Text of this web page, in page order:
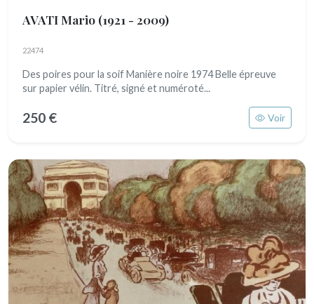
AVATI Mario (1921 - 2009)
22474
Des poires pour la soif Manière noire 1974 Belle épreuve
sur papier vélin. Titré, signé et numéroté...
250 € Voir